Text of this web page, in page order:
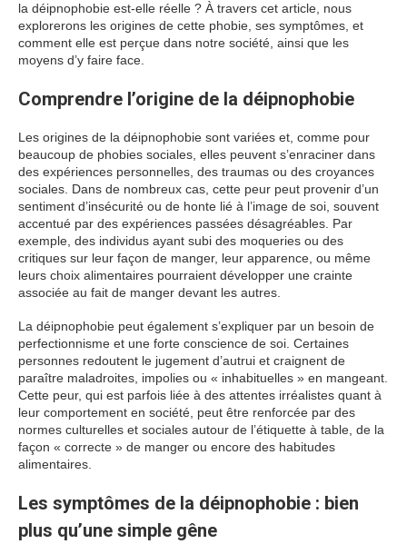
la déipnophobie est-elle réelle ? À travers cet article, nous
explorerons les origines de cette phobie, ses symptômes, et
comment elle est perçue dans notre société, ainsi que les
moyens d’y faire face.
Comprendre l’origine de la déipnophobie
Les origines de la déipnophobie sont variées et, comme pour
beaucoup de phobies sociales, elles peuvent s’enraciner dans
des expériences personnelles, des traumas ou des croyances
sociales. Dans de nombreux cas, cette peur peut provenir d’un
sentiment d’insécurité ou de honte lié à l’image de soi, souvent
accentué par des expériences passées désagréables. Par
exemple, des individus ayant subi des moqueries ou des
critiques sur leur façon de manger, leur apparence, ou même
leurs choix alimentaires pourraient développer une crainte
associée au fait de manger devant les autres.
La déipnophobie peut également s’expliquer par un besoin de
perfectionnisme et une forte conscience de soi. Certaines
personnes redoutent le jugement d’autrui et craignent de
paraître maladroites, impolies ou « inhabituelles » en mangeant.
Cette peur, qui est parfois liée à des attentes irréalistes quant à
leur comportement en société, peut être renforcée par des
normes culturelles et sociales autour de l’étiquette à table, de la
façon « correcte » de manger ou encore des habitudes
alimentaires.
Les symptômes de la déipnophobie : bien
plus qu’une simple gêne